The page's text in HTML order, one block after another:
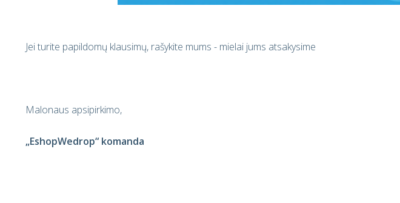
Jei turite papildomų klausimų, rašykite mums - mielai jums atsakysime
Malonaus apsipirkimo,
„EshopWedrop“ komanda